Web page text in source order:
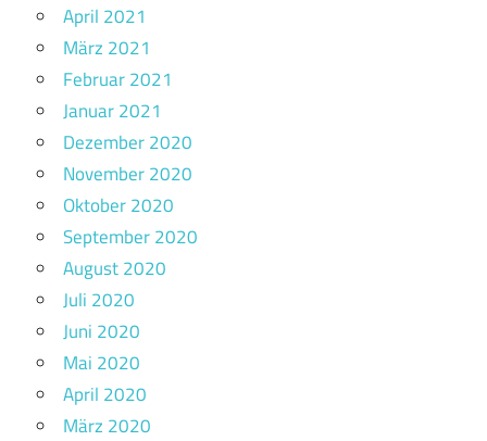
April 2021
März 2021
Februar 2021
Januar 2021
Dezember 2020
November 2020
Oktober 2020
September 2020
August 2020
Juli 2020
Juni 2020
Mai 2020
April 2020
März 2020